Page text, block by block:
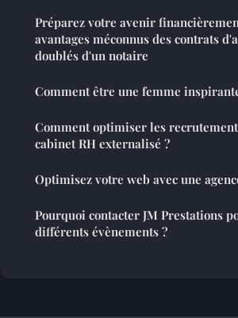
Préparez votre avenir
avantages méconnus des contrats
doublés d'un notaire
Comment être une femme
Comment optimiser les
cabinet RH externalisé ?
Optimisez votre web avec une
Pourquoi contacter JM Prestations
différents évènements ?